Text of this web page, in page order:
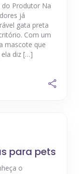
do Produtor Na
já
gata preta
Com um
mascote que
diz […]
para pets
o